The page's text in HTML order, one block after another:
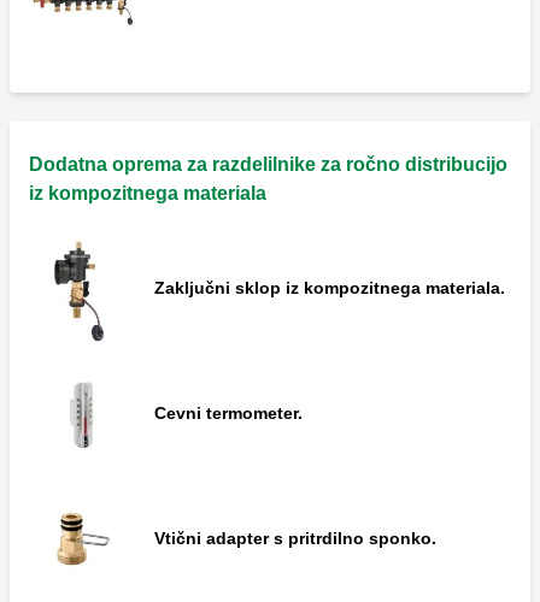
Dodatna oprema za razdelilnike za ročno distribucijo
iz kompozitnega materiala
Zaključni sklop iz kompozitnega materiala.
Cevni termometer.
Vtični adapter s pritrdilno sponko.